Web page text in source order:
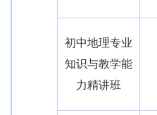
初中地理专业
知识与教学能
力精讲班